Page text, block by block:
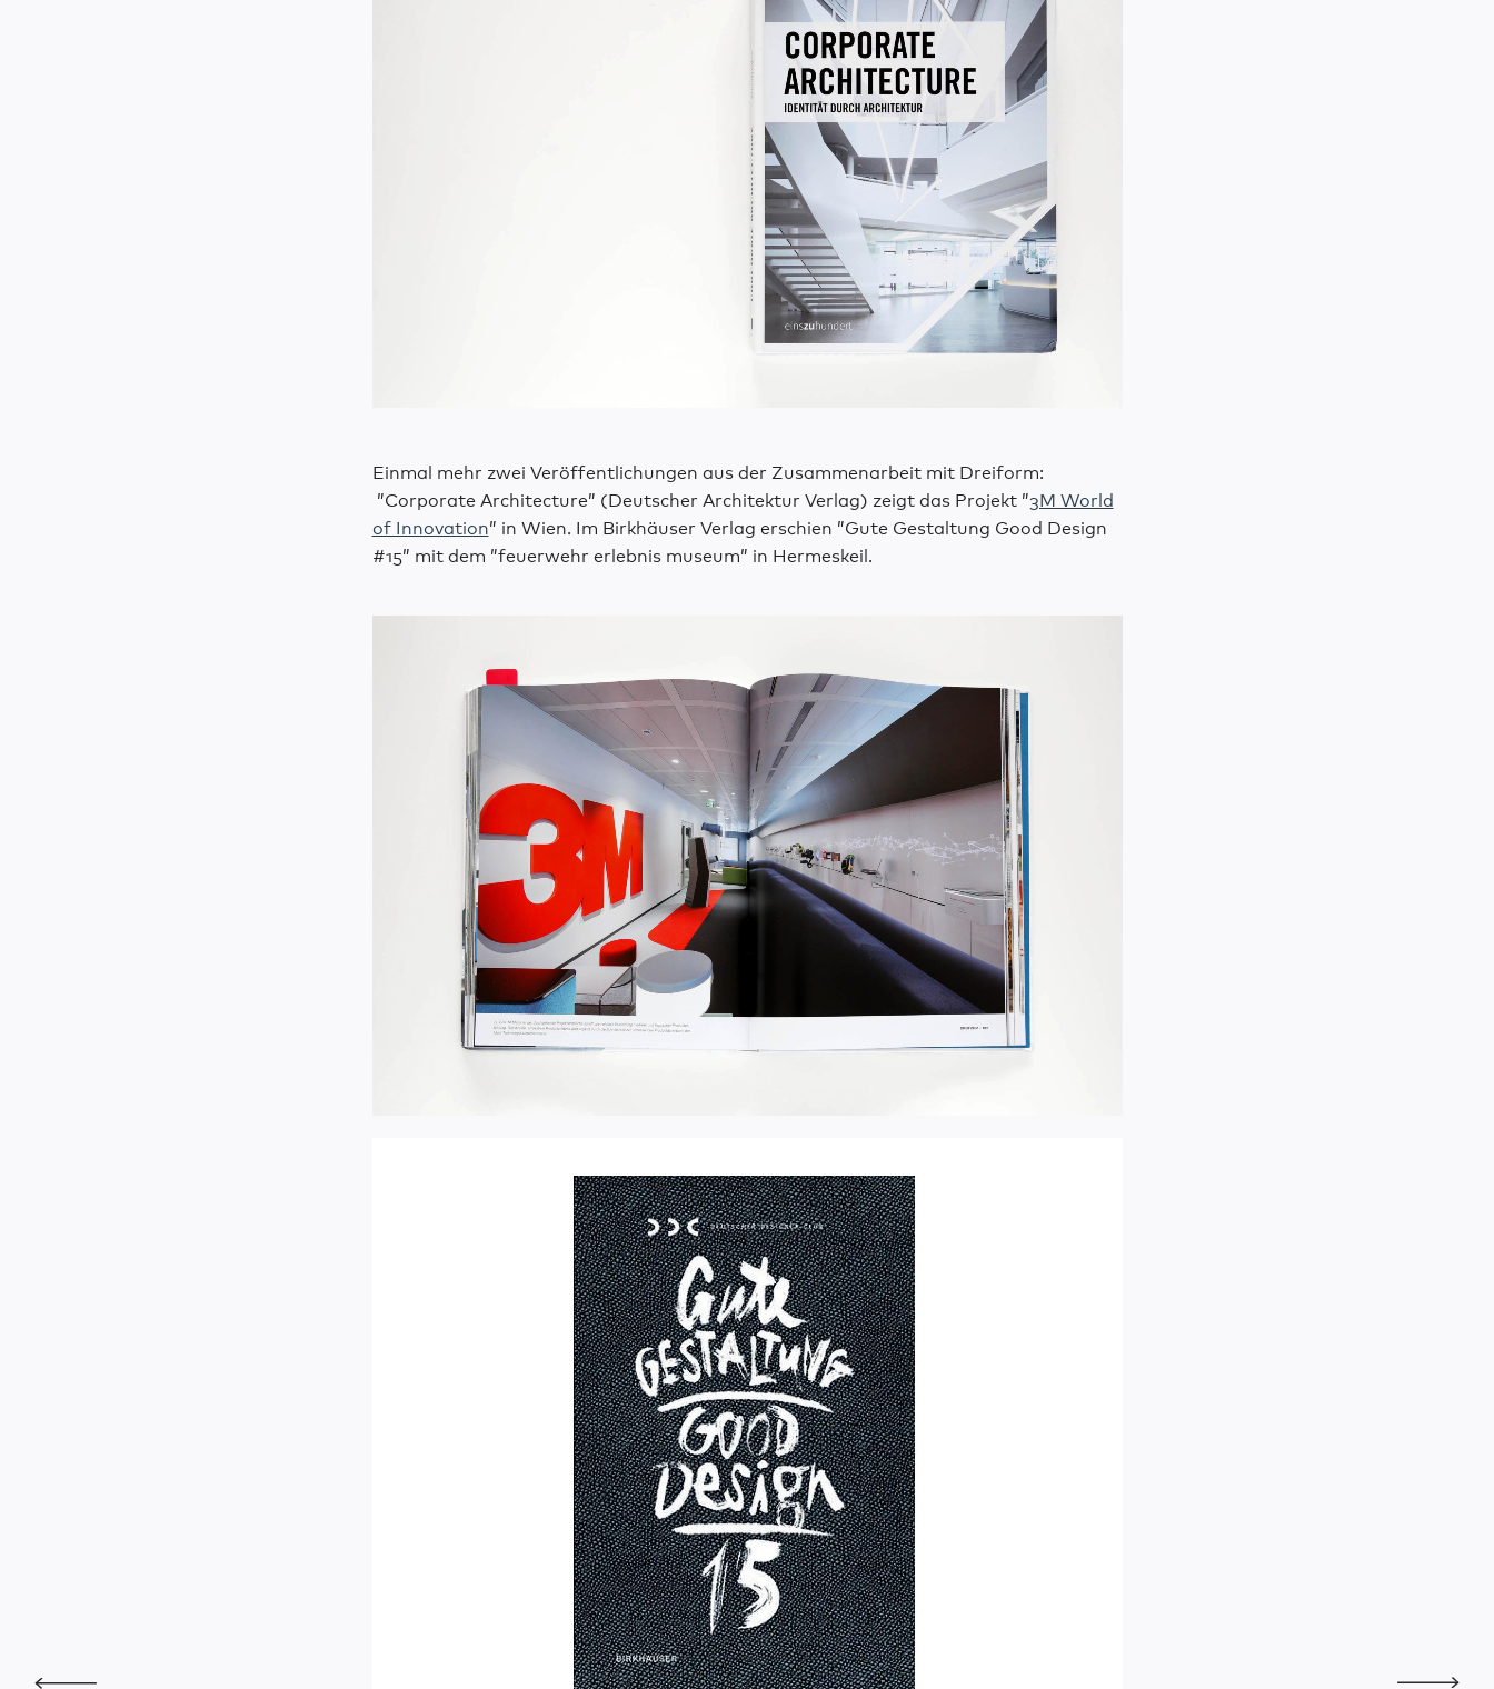
Einmal mehr zwei Veröffentlichungen aus der Zusammenarbeit mit Dreiform:
”Corporate Architecture” (Deutscher Architektur Verlag) zeigt das Projekt ”3M World
of Innovation” in Wien. Im Birkhäuser Verlag erschien ”Gute Gestaltung Good Design
#15” mit dem ”feuerwehr erlebnis museum” in Hermeskeil.